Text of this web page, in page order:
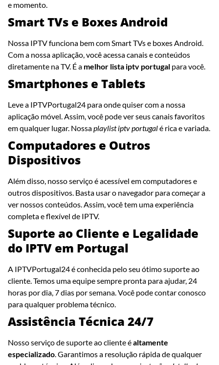
e momento.
Smart TVs e Boxes Android
Nossa IPTV funciona bem com Smart TVs e boxes Android.
Com a nossa aplicação, você acessa canais e conteúdos
diretamente na TV. É a melhor lista iptv portugal para você.
Smartphones e Tablets
Leve a IPTVPortugal24 para onde quiser com a nossa
aplicação móvel. Assim, você pode ver seus canais favoritos
em qualquer lugar. Nossaplaylist iptv portugalé rica e variada.
Computadores e Outros
Dispositivos
Além disso, nosso serviço é acessível em computadores e
outros dispositivos. Basta usar o navegador para começar a
ver nossos conteúdos. Assim, você tem uma experiência
completa e flexível de IPTV.
Suporte ao Cliente e Legalidade
do IPTV em Portugal
A IPTVPortugal24 é conhecida pelo seu ótimo suporte ao
cliente. Temos uma equipe sempre pronta para ajudar, 24
horas por dia, 7 dias por semana. Você pode contar conosco
para qualquer problema técnico.
Assistência Técnica 24/7
Nosso serviço de suporte ao cliente éaltamente
especializado. Garantimos a resolução rápida de qualquer